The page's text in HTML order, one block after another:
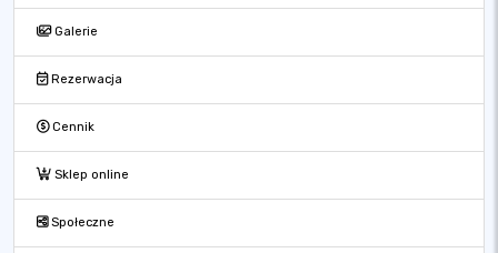
Galerie
Rezerwacja
Cennik
Sklep online
Społeczne